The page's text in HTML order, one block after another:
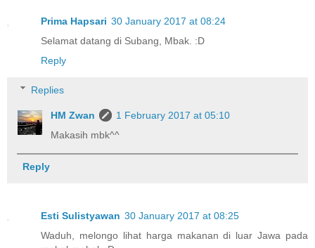
Prima Hapsari 30 January 2017 at 08:24
Selamat datang di Subang, Mbak. :D
Reply
Replies
HM Zwan
1 February 2017 at 05:10
Makasih mbk^^
Reply
Esti Sulistyawan 30 January 2017 at 08:25
Waduh, melongo lihat harga makanan di luar Jawa pada